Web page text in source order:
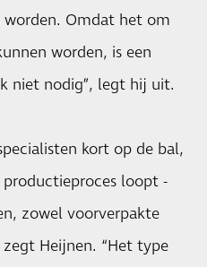
Omdat het om
worden, is een
niet nodig”, legt hij uit.
kort op de bal,
loopt -
zowel voorverpakte
zegt Heijnen. “Het type